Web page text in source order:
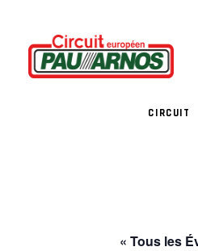
CIRCUIT
« Tous les